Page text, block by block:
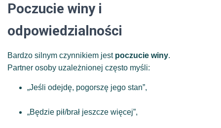
Poczucie winy i
odpowiedzialności
Bardzo silnym czynnikiem jest poczucie winy.
Partner osoby uzależnionej często myśli:
„Jeśli odejdę, pogorszę jego stan”,
„Będzie pił/brał jeszcze więcej”,